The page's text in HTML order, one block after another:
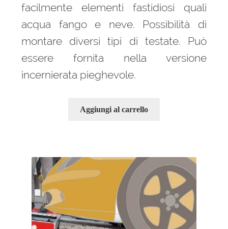
facilmente elementi fastidiosi quali
acqua fango e neve. Possibilità di
montare diversi tipi di testate. Può
essere fornita nella versione
incernierata pieghevole.
Aggiungi al carrello